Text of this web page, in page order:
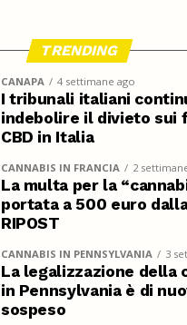
TRENDING
CANAPA 4 settimane ago
I tribunali italiani
indebolire il divieto sui
CBD in Italia
CANNABIS IN FRANCIA 2
La multa per la
portata a 500 euro
RIPOST
CANNABIS IN PENNSYLVANIA 3
La legalizzazione della
in Pennsylvania è di
sospeso